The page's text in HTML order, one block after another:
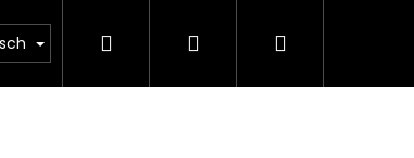
KOLLEKTIONEN
SuchenLogin Warenkorb